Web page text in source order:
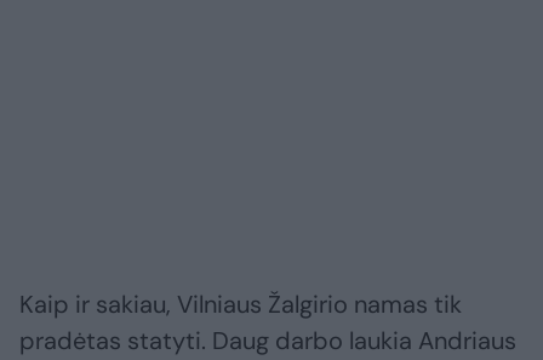
Kaip ir sakiau, Vilniaus Žalgirio namas tik
pradėtas statyti. Daug darbo laukia Andriaus